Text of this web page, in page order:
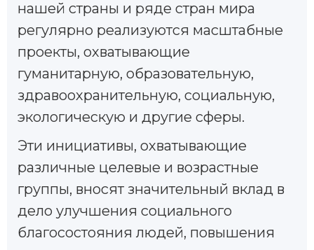
нашей страны и ряде стран мира
регулярно реализуются масштабные
проекты, охватывающие
гуманитарную, образовательную,
здравоохранительную, социальную,
экологическую и другие сферы.
Эти инициативы, охватывающие
различные целевые и возрастные
группы, вносят значительный вклад в
дело улучшения социального
благосостояния людей, повышения